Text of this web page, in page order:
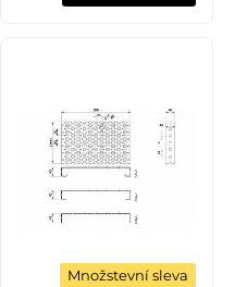
Množstevní sleva